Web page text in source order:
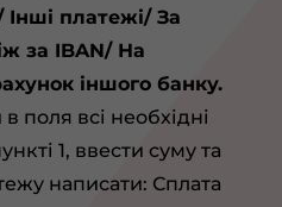
платежі/ За
за IBAN/ На
іншого банку.
поля всі необхідні
1, ввести суму та
написати: Сплата